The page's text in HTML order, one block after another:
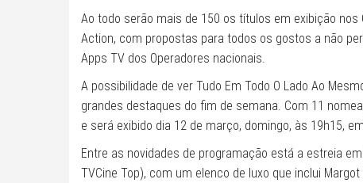
Ao todo serão mais de 150 os títulos em exibição nos
Action, com propostas para todos os gostos a não
Apps TV dos Operadores nacionais.
A possibilidade de ver Tudo Em Todo O Lado Ao
grandes destaques do fim de semana. Com 11
e será exibido dia 12 de março, domingo, às 19h15,
Entre as novidades de programação está a estreia
TVCine Top), com um elenco de luxo que inclui